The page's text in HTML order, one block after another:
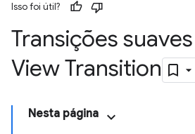
Isso foi útil?
Transições
View Transition
Nesta página